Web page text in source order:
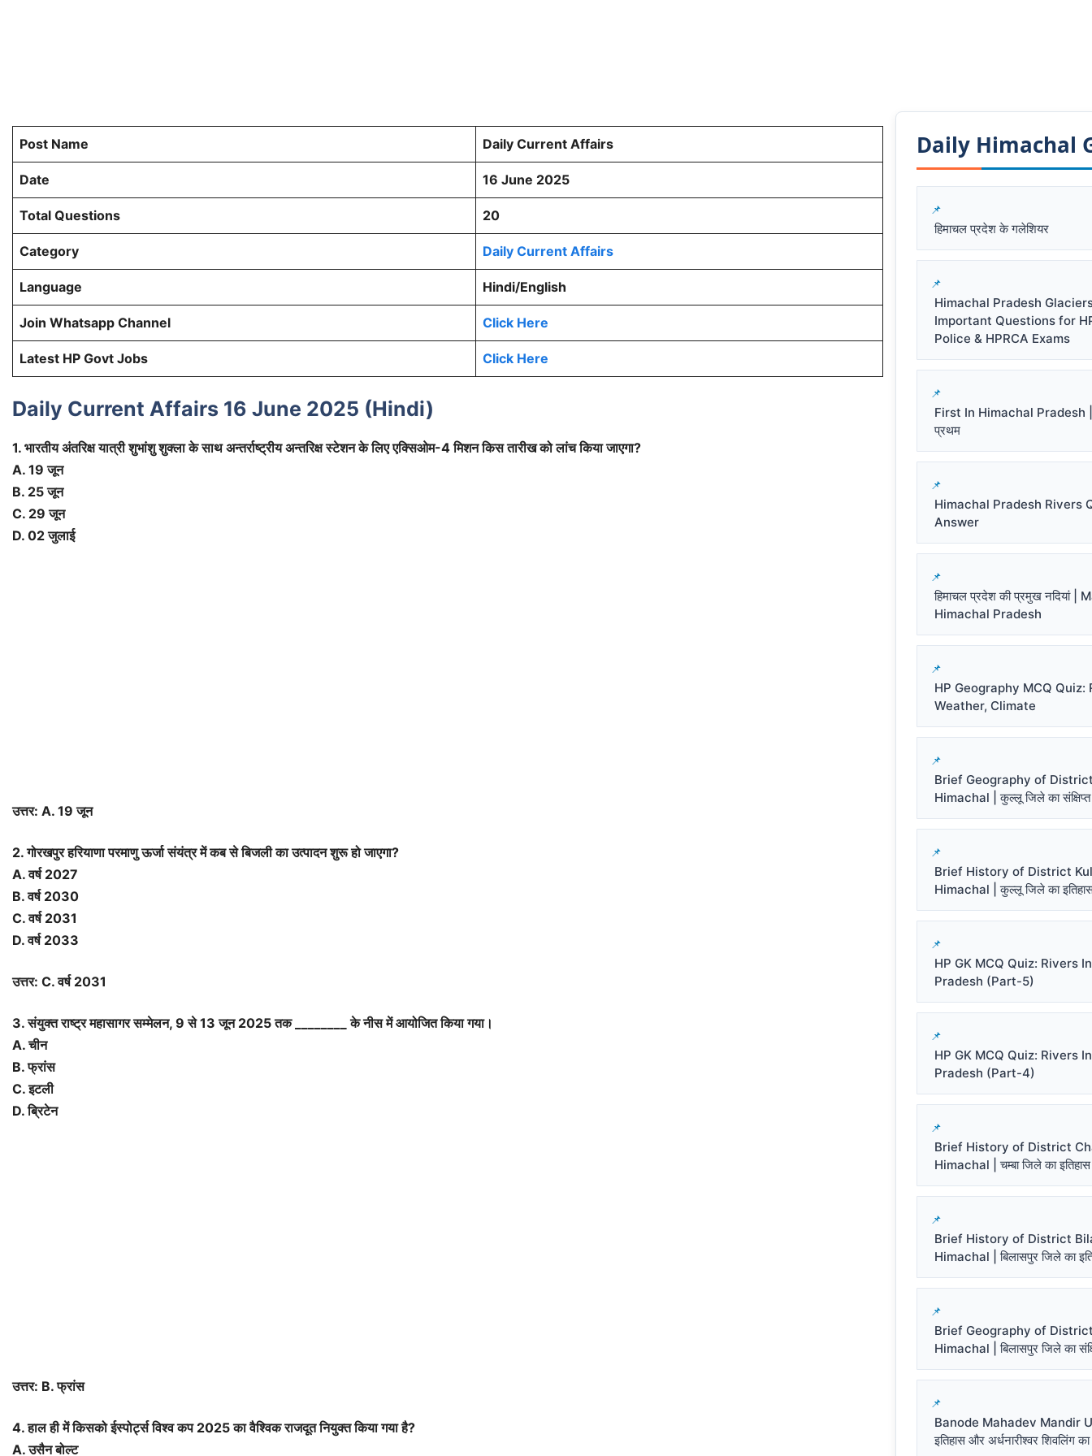
Post Name Daily Current Affairs
Date 16 June 2025
Total Questions 20
Category Daily Current Affairs
Language Hindi/English
Join Whatsapp Channel Click Here
Latest HP Govt Jobs Click Here
Daily Current Affairs 16 June 2025 (Hindi)
1. भारतीय अंतरिक्ष यात्री शुभांशु शुक्ला के साथ अन्तर्राष्ट्रीय अन्तरिक्ष स्टेशन के लिए एक्सिओम-4 मिशन किस तारीख को लांच किया जाएगा?
A. 19 जून
B. 25 जून
C. 29 जून
D. 02 जुलाई
उत्तर: A. 19 जून
2. गोरखपुर हरियाणा परमाणु ऊर्जा संयंत्र में कब से बिजली का उत्पादन शुरू हो जाएगा?
A. वर्ष 2027
B. वर्ष 2030
C. वर्ष 2031
D. वर्ष 2033
उत्तर: C. वर्ष 2031
3. संयुक्त राष्ट्र महासागर सम्मेलन, 9 से 13 जून 2025 तक ________ के नीस में आयोजित किया गया।
A. चीन
B. फ्रांस
C. इटली
D. ब्रिटेन
उत्तर: B. फ्रांस
4. हाल ही में किसको ईस्पोर्ट्स विश्व कप 2025 का वैश्विक राजदूत नियुक्त किया गया है?
A. उसैन बोल्ट
Daily Himachal
हिमाचल प्रदेश के गलेशियर
Himachal Pradesh
Important Questions for
Police & HPRCA Exams
First In Himachal Pradesh |
प्रथम
Himachal Pradesh Rivers
Answer
हिमाचल प्रदेश की प्रमुख नदियां
Himachal Pradesh
HP Geography MCQ Quiz:
Weather, Climate
Brief Geography of
Himachal | कुल्लू जिले का
Brief History of District
Himachal | कुल्लू जिले का
HP GK MCQ Quiz: Rivers
Pradesh (Part-5)
HP GK MCQ Quiz: Rivers
Pradesh (Part-4)
Brief History of District
Himachal | चम्बा जिले का इतिहास
Brief History of District
Himachal | बिलासपुर जिले का
Brief Geography of
Himachal | बिलासपुर जिले का
Banode Mahadev Mandir
इतिहास और अर्धनारीश्वर शिवलिंग